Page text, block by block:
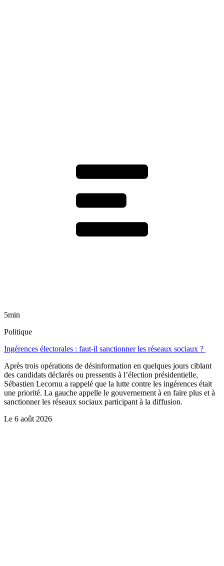
5min
Politique
Ingérences électorales : faut-il sanctionner les réseaux sociaux ?
Après trois opérations de désinformation en quelques jours ciblant
des candidats déclarés ou pressentis à l’élection présidentielle,
Sébastien Lecornu a rappelé que la lutte contre les ingérences était
une priorité. La gauche appelle le gouvernement à en faire plus et à
sanctionner les réseaux sociaux participant à la diffusion.
Le 6 août 2026